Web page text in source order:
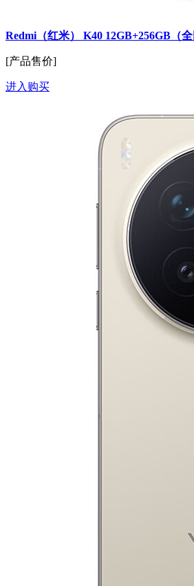
Redmi（红米） K40 12GB+256GB（
[产品售价]
进入购买